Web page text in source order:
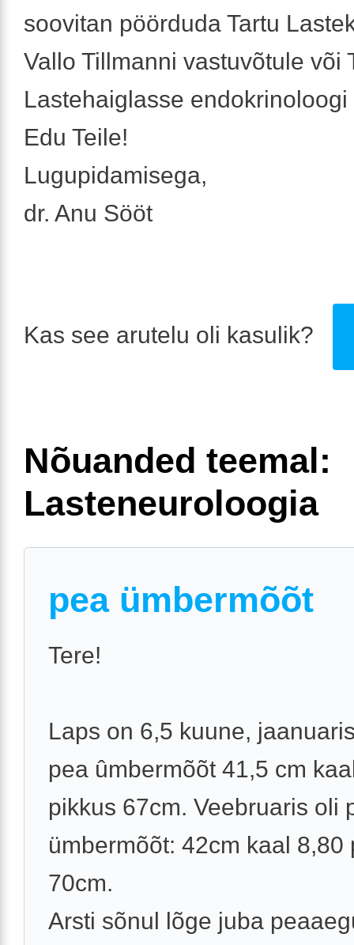
soovitan pöörduda Tartu
Vallo Tillmanni vastuvõtule või
Lastehaiglasse
Edu Teile!
Lugupidamisega,
dr. Anu Sööt
Kas see arutelu oli kasulik?
Nõuanded teemal:
Lasteneuroloogia
pea ümbermõõt
Tere!
Laps on 6,5 kuune,
pea ûmbermõõt 41,5 cm
pikkus 67cm. Veebruaris oli
ümbermõõt: 42cm kaal 8,80
70cm.
Arsti sõnul lõge juba